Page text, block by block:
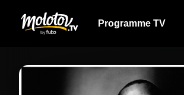
Programme TV